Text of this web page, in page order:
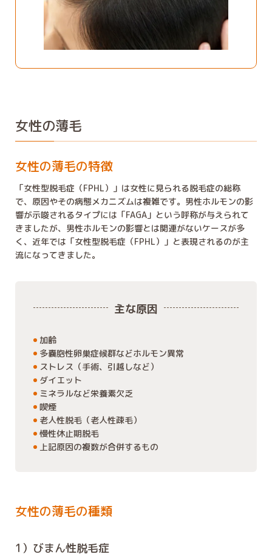
女性の薄毛
女性の薄毛の特徴
「女性型脱毛症（FPHL）」は女性に見られる脱毛症の総称
で、原因やその病態メカニズムは複雑です。男性ホルモンの影
響が示唆されるタイプには「FAGA」という呼称が与えられて
きましたが、男性ホルモンの影響とは関連がないケースが多
く、近年では「女性型脱毛症（FPHL）」と表現されるのが主
流になってきました。
主な原因
加齢
多嚢胞性卵巣症候群などホルモン異常
ストレス（手術、引越しなど）
ダイエット
ミネラルなど栄養素欠乏
喫煙
老人性脱毛（老人性疎毛）
慢性休止期脱毛
上記原因の複数が合併するもの
女性の薄毛の種類
1）びまん性脱毛症